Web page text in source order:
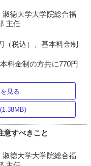
徳大学大学院総合福
主任
（税込）、基本料金制
料金制の方共に770円
見る
意すべきこと
徳大学大学院総合福